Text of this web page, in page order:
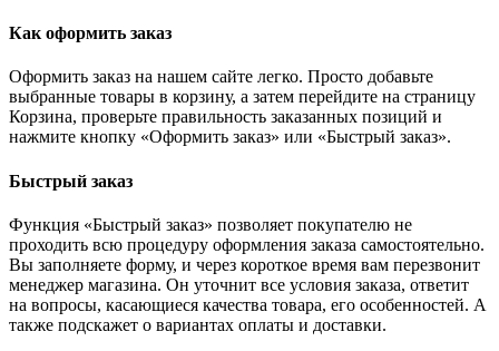
Как оформить заказ
Оформить заказ на нашем сайте легко. Просто добавьте
выбранные товары в корзину, а затем перейдите на страницу
Корзина, проверьте правильность заказанных позиций и
нажмите кнопку «Оформить заказ» или «Быстрый заказ».
Быстрый заказ
Функция «Быстрый заказ» позволяет покупателю не
проходить всю процедуру оформления заказа самостоятельно.
Вы заполняете форму, и через короткое время вам перезвонит
менеджер магазина. Он уточнит все условия заказа, ответит
на вопросы, касающиеся качества товара, его особенностей. А
также подскажет о вариантах оплаты и доставки.